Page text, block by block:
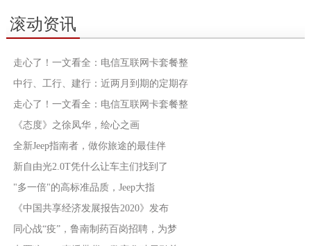
滚动资讯
走心了！一文看全：电信互联网卡套餐整
中行、工行、建行：近两月到期的定期存
走心了！一文看全：电信互联网卡套餐整
《态度》之徐凤华，绘心之画
全新Jeep指南者，做你旅途的最佳伴
新自由光2.0T凭什么让车主们找到了
"多一倍"的高标准品质，Jeep大指
《中国共享经济发展报告2020》发布
同心战“疫”，鲁南制药百岗招聘，为梦